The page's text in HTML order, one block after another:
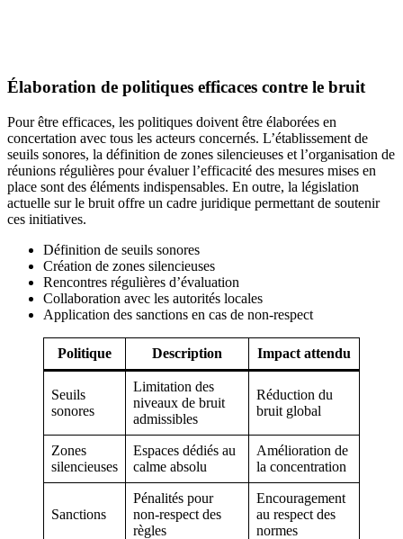
Élaboration de politiques efficaces contre le bruit
Pour être efficaces, les politiques doivent être élaborées en
concertation avec tous les acteurs concernés. L’établissement de
seuils sonores, la définition de zones silencieuses et l’organisation de
réunions régulières pour évaluer l’efficacité des mesures mises en
place sont des éléments indispensables. En outre, la législation
actuelle sur le bruit offre un cadre juridique permettant de soutenir
ces initiatives.
Définition de seuils sonores
Création de zones silencieuses
Rencontres régulières d’évaluation
Collaboration avec les autorités locales
Application des sanctions en cas de non-respect
Politique Description Impact attendu
Seuils
sonores
Limitation des
niveaux de bruit
admissibles
Réduction du
bruit global
Zones
silencieuses
Espaces dédiés au
calme absolu
Amélioration de
la concentration
Sanctions
Pénalités pour
non-respect des
règles
Encouragement
au respect des
normes